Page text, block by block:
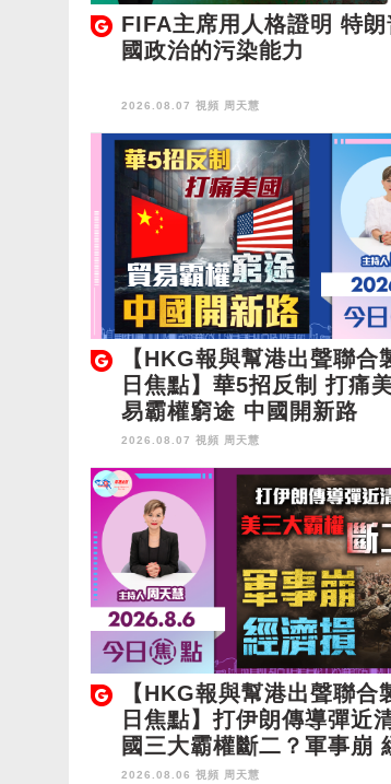
FIFA主席用人格證明 特朗
國政治的污染能力
2026.08.07 視頻 周天慧
【HKG報與幫港出聲聯合
日焦點】華5招反制 打痛
易霸權窮途 中國開新路
2026.08.07 視頻 周天慧
【HKG報與幫港出聲聯合
日焦點】打伊朗傳導彈近
國三大霸權斷二？軍事崩
2026.08.06 視頻 周天慧